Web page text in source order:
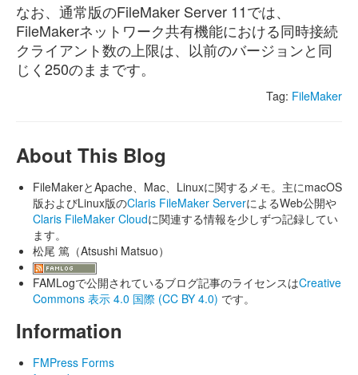
なお、通常版のFileMaker Server 11では、
FileMakerネットワーク共有機能における同時接続
クライアント数の上限は、以前のバージョンと同
じく250のままです。
Tag: FileMaker
About This Blog
FileMakerとApache、Mac、Linuxに関するメモ。主にmacOS
版およびLinux版のClaris FileMaker ServerによるWeb公開や
Claris FileMaker Cloudに関連する情報を少しずつ記録してい
ます。
松尾 篤（Atsushi Matsuo）
FAMLogで公開されているブログ記事のライセンスはCreative
Commons 表示 4.0 国際 (CC BY 4.0) です。
Information
FMPress Forms